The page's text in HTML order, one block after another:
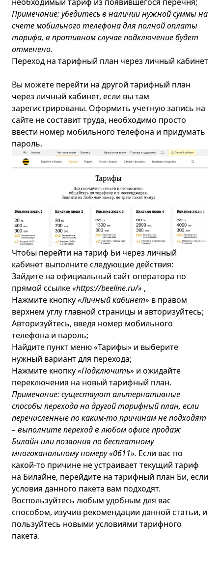
Примечание: убедитесь в наличии нужной суммы на
счете мобильного телефона для полной оплаты
тарифа, в противном случае подключение будет
отменено.
Переход на тарифный план через личный кабинет
Вы можете перейти на другой тарифный план
через личный кабинет, если вы там
зарегистрированы. Оформить учетную запись на
сайте не составит труда, необходимо просто
ввести номер мобильного телефона и придумать
пароль.
Чтобы перейти на тариф Би через личный
кабинет выполните следующие действия:
Зайдите на официальный сайт оператора по
прямой ссылке«https://beeline.ru/» ,
Нажмите кнопку«Личный кабинет» в правом
верхнем углу главной страницы и авторизуйтесь;
Авторизуйтесь, введя номер мобильного
телефона и пароль;
Найдите пункт меню «Тарифы» и выберите
нужный вариант для перехода;
Нажмите кнопку«Подключить» и ожидайте
переключения на новый тарифный план.
Примечание: существуют альтернативные
способы перехода на другой тарифный план, если
перечисленные по каким-то причинам не подходят
– выполните переход в любом офисе продаж
Билайн или позвонив по бесплатному
многоканальному номеру«0611». Если вас по
какой-то причине не устраивает текущий тариф
на Билайне, перейдите на тарифный план Би, если
условия данного пакета вам подходят.
Воспользуйтесь любым удобным для вас
способом, изучив рекомендации данной статьи, и
пользуйтесь новыми условиями тарифного
пакета.